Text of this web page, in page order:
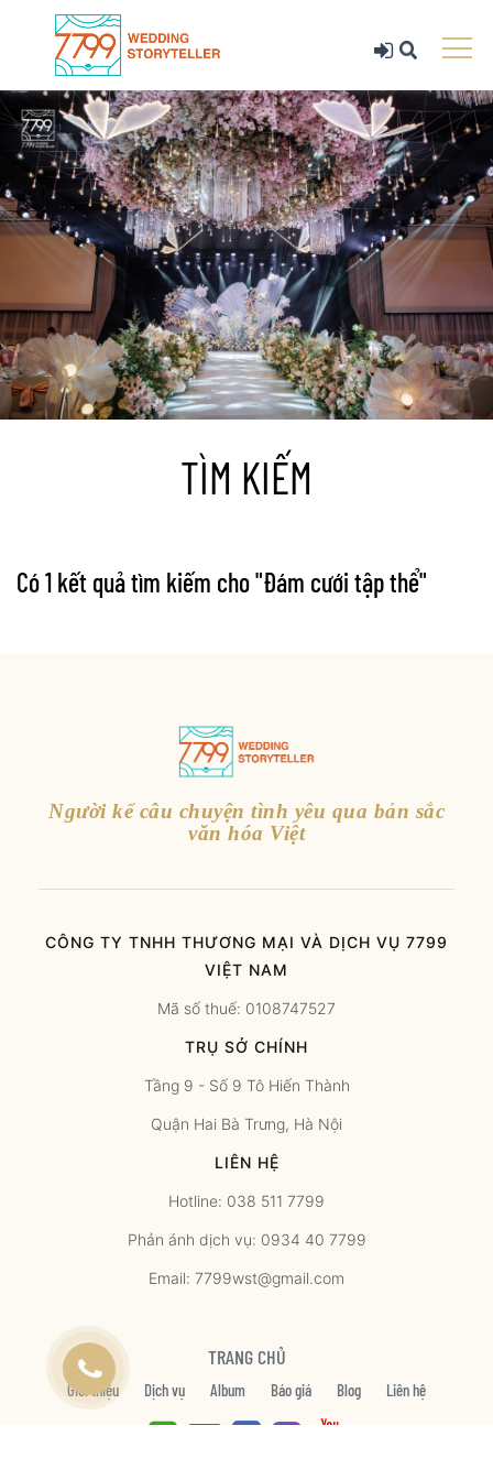
TÌM KIẾM
Có 1 kết quả tìm kiếm cho "Đám cưới tập thể"
Người kể câu chuyện tình yêu qua bản sắc
văn hóa Việt
CÔNG TY TNHH THƯƠNG MẠI VÀ DỊCH VỤ 7799
VIỆT NAM
Mã số thuế: 0108747527
TRỤ SỞ CHÍNH
Tầng 9 - Số 9 Tô Hiến Thành
Quận Hai Bà Trưng, Hà Nội
LIÊN HỆ
Hotline: 038 511 7799
Phản ánh dịch vụ: 0934 40 7799
Email: 7799wst@gmail.com
TRANG CHỦ
Giới thiệu Dịch vụ Album Báo giá Blog Liên hệ